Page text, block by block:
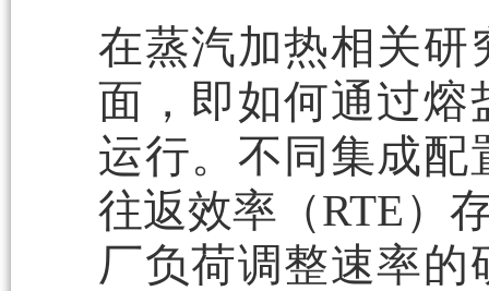
在蒸汽加热相关研
面，即如何通过熔
运行。不同集成配
往返效率（RTE）
厂负荷调整速率